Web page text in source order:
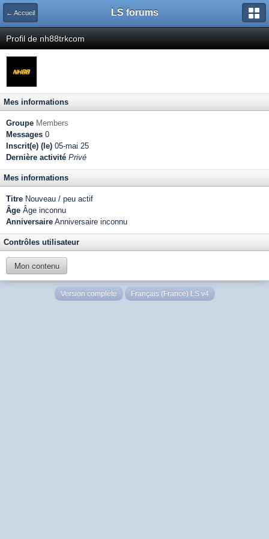
← Accueil LS forums
Profil de nh88trkcom
Mes informations
Groupe Members
Messages 0
Inscrit(e) (le) 05-mai 25
Dernière activité Privé
Mes informations
Titre Nouveau / peu actif
Âge Âge inconnu
Anniversaire Anniversaire inconnu
Contrôles utilisateur
Mon contenu
Version complète Français (France) LS v4